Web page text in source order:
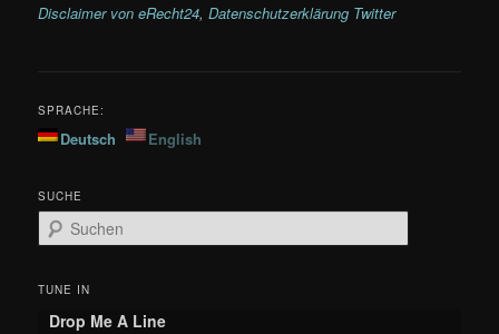
Disclaimer von eRecht24,Datenschutzerklärung Twitter
SPRACHE:
Deutsch English
SUCHE
u
h
TUNE IN
Drop Me A Line